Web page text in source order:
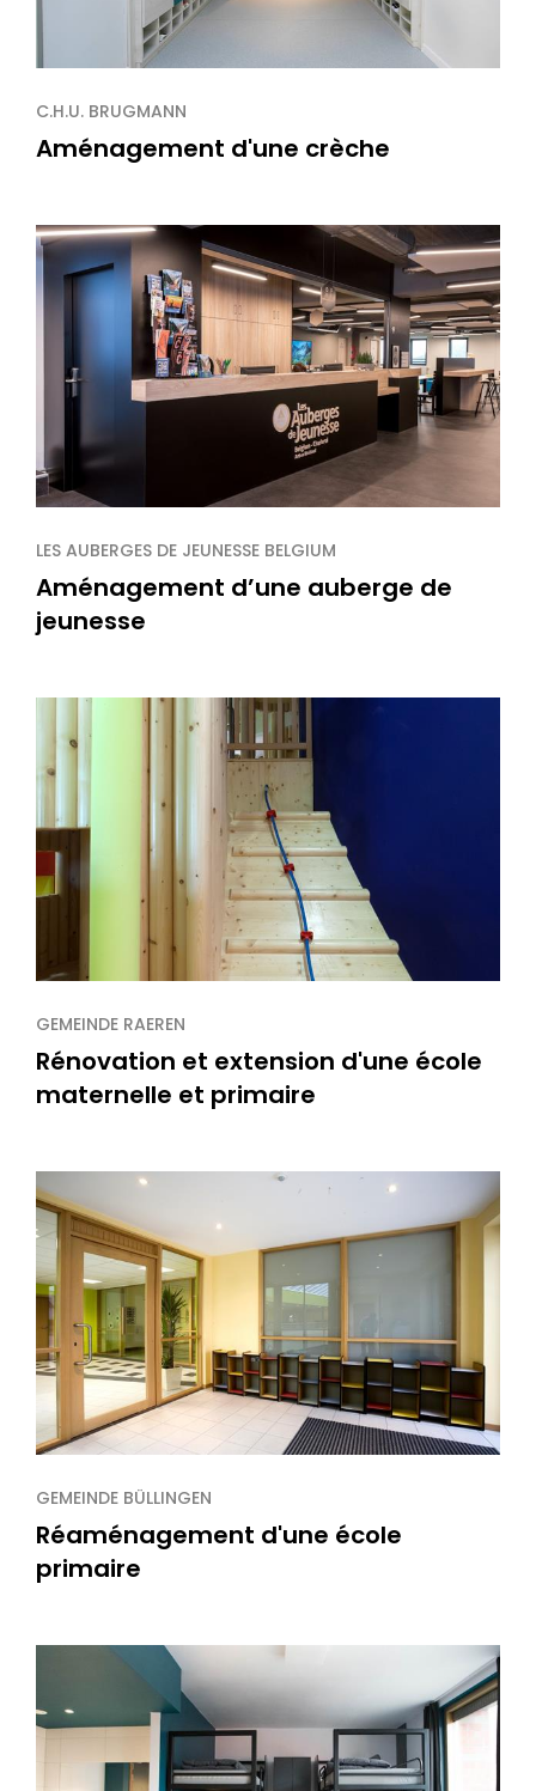
C.H.U. BRUGMANN
Aménagement d'une crèche
LES AUBERGES DE JEUNESSE BELGIUM
Aménagement d’une auberge de
jeunesse
GEMEINDE RAEREN
Rénovation et extension d'une école
maternelle et primaire
GEMEINDE BÜLLINGEN
Réaménagement d'une école
primaire